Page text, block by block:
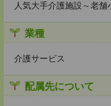
人気大手介護施設～老舗
業種
介護サービス
配属先について